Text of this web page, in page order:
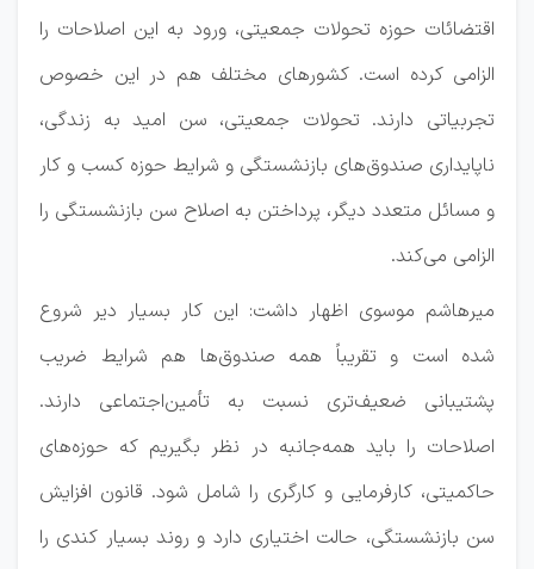
اقتضائات حوزه تحولات جمعیتی، ورود به این اصلاحات را
الزامی کرده است. کشورهای مختلف هم در این خصوص
تجربیاتی دارند. تحولات جمعیتی، سن امید به زندگی،
ناپایداری صندوق‌های بازنشستگی و شرایط حوزه کسب و کار
و مسائل متعدد دیگر، پرداختن به اصلاح سن بازنشستگی را
الزامی می‌کند.
میرهاشم موسوی اظهار داشت: این کار بسیار دیر شروع
شده است و تقریباً همه صندوق‌ها هم شرایط ضریب
پشتیبانی ضعیف‌تری نسبت به تأمین‌اجتماعی دارند.
اصلاحات را باید همه‌جانبه در نظر بگیریم که حوزه‌های
حاکمیتی، کارفرمایی و کارگری را شامل شود. قانون افزایش
سن بازنشستگی، حالت اختیاری دارد و روند بسیار کندی را